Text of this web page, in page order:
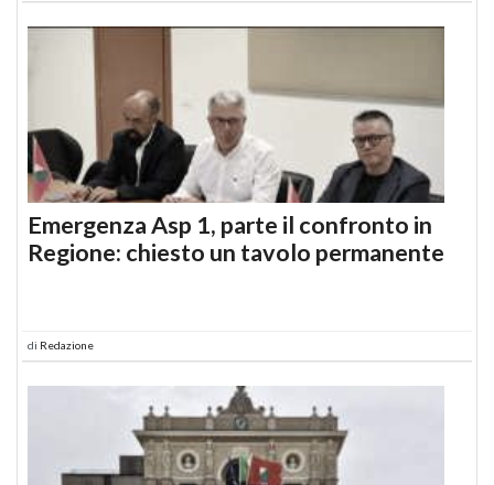
Emergenza Asp 1, parte il confronto in
Regione: chiesto un tavolo permanente
di Redazione